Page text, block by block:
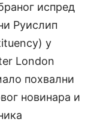
испред
Руислип
у
London
похвални
новинара и